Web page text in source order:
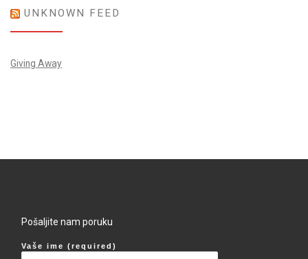
UNKNOWN FEED
Giving Away
Pošaljite nam poruku
Vaše ime (required)